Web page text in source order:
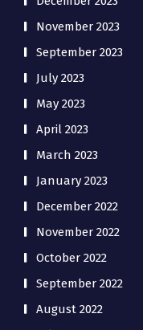
November 2023
September 2023
July 2023
May 2023
April 2023
March 2023
January 2023
December 2022
November 2022
October 2022
September 2022
August 2022